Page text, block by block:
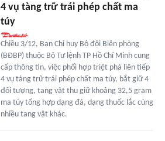
4 vụ tàng trữ trái phép chất ma
túy
Chiều 3/12, Ban Chỉ huy Bộ đội Biên phòng
(BĐBP) thuộc Bộ Tư lệnh TP Hồ Chí Minh cung
cấp thông tin, việc phối hợp triệt phá liên tiếp
4 vụ tàng trữ trái phép chất ma túy, bắt giữ 4
đối tượng, tang vật thu giữ khoảng 32,5 gram
ma túy tổng hợp dạng đá, dạng thuốc lắc cùng
nhiều tang vật khác.